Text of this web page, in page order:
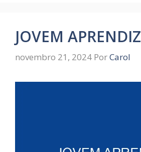
JOVEM APRENDIZ
novembro 21, 2024 PorCarol